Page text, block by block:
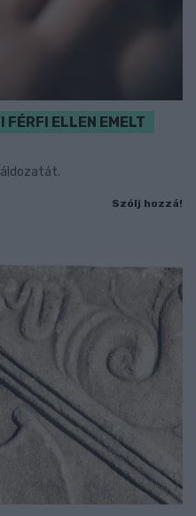
FÉRFI ELLEN EMELT
Szólj hozzá!